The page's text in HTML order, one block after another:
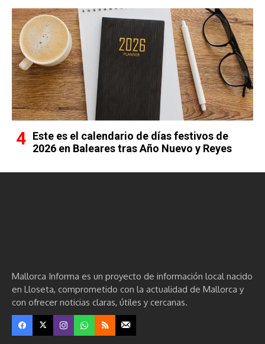
Este es el calendario de días festivos de
2026 en Baleares tras Año Nuevo y Reyes
Mallorca Informa es un proyecto de información local nacido
en Lloseta, comprometido con la actualidad de Mallorca y
con ofrecer noticias claras, útiles y cercanas.